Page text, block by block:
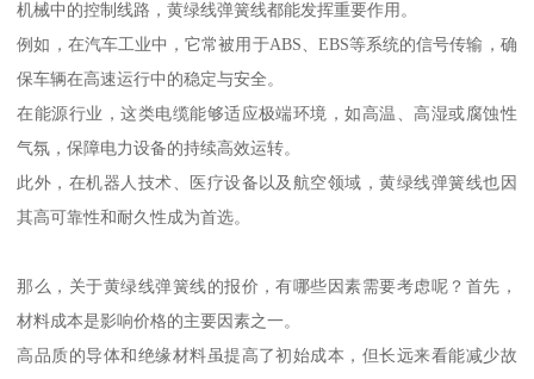
机械中的控制线路，黄绿线弹簧线都能发挥重要作用。
例如，在汽车工业中，它常被用于ABS、EBS等系统的信号传输，确
保车辆在高速运行中的稳定与安全。
在能源行业，这类电缆能够适应极端环境，如高温、高湿或腐蚀性
气氛，保障电力设备的持续高效运转。
此外，在机器人技术、医疗设备以及航空领域，黄绿线弹簧线也因
其高可靠性和耐久性成为首选。
那么，关于黄绿线弹簧线的报价，有哪些因素需要考虑呢？首先，
材料成本是影响价格的主要因素之一。
高品质的导体和绝缘材料虽提高了初始成本，但长远来看能减少故